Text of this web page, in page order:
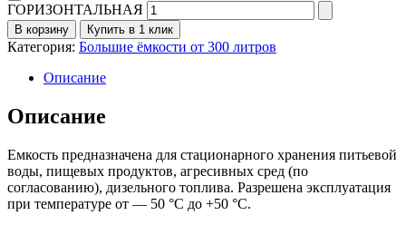
ГОРИЗОНТАЛЬНАЯ
В корзину Купить в 1 клик
Категория: Большие ёмкости от 300 литров
Описание
Описание
Емкость предназначена для стационарного хранения питьевой
воды, пищевых продуктов, агресивных сред (по
согласованию), дизельного топлива. Разрешена эксплуатация
при температуре от — 50 °С до +50 °С.